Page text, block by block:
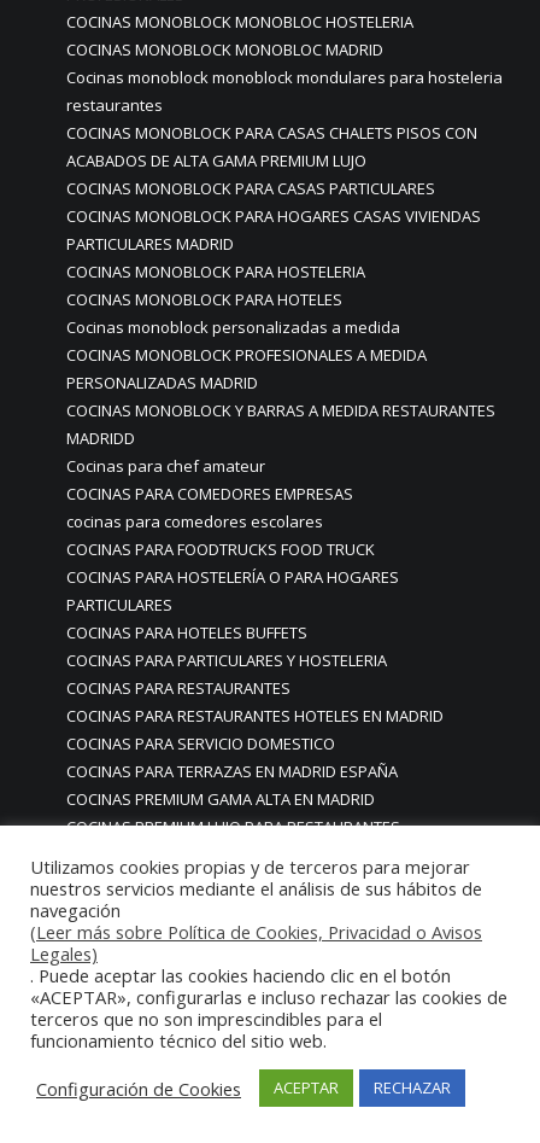
COCINAS MONOBLOCK MONOBLOC HOSTELERIA
COCINAS MONOBLOCK MONOBLOC MADRID
Cocinas monoblock monoblock mondulares para hosteleria
restaurantes
COCINAS MONOBLOCK PARA CASAS CHALETS PISOS CON
ACABADOS DE ALTA GAMA PREMIUM LUJO
COCINAS MONOBLOCK PARA CASAS PARTICULARES
COCINAS MONOBLOCK PARA HOGARES CASAS VIVIENDAS
PARTICULARES MADRID
COCINAS MONOBLOCK PARA HOSTELERIA
COCINAS MONOBLOCK PARA HOTELES
Cocinas monoblock personalizadas a medida
COCINAS MONOBLOCK PROFESIONALES A MEDIDA
PERSONALIZADAS MADRID
COCINAS MONOBLOCK Y BARRAS A MEDIDA RESTAURANTES
MADRIDD
Cocinas para chef amateur
COCINAS PARA COMEDORES EMPRESAS
cocinas para comedores escolares
COCINAS PARA FOODTRUCKS FOOD TRUCK
COCINAS PARA HOSTELERÍA O PARA HOGARES
PARTICULARES
COCINAS PARA HOTELES BUFFETS
COCINAS PARA PARTICULARES Y HOSTELERIA
COCINAS PARA RESTAURANTES
COCINAS PARA RESTAURANTES HOTELES EN MADRID
COCINAS PARA SERVICIO DOMESTICO
COCINAS PARA TERRAZAS EN MADRID ESPAÑA
COCINAS PREMIUM GAMA ALTA EN MADRID
COCINAS PREMIUM LUJO PARA RESTAURANTES
COCINAS PREMIUM MADRID
COCINAS PREMIUM PROFESIONALES MADRID
COCINAS PROFESIONALES
COCINAS PROFESIONALES • MOBILIARIO • ENCIMERAS •
REVESTIMIENTOS • ESTRUCTURAS • ELEMENTOS
DECORATIVOS ACERO INOXIDABLE
COCINAS PROFESIONALES A MEDIDA PERSONALIZADAS PARA
PARTICULARES
COCINAS PROFESIONALES ACERO INOXIDABLE
Utilizamos cookies propias y de terceros para mejorar
nuestros servicios mediante el análisis de sus hábitos de
navegación
(Leer más sobre Política de Cookies, Privacidad o Avisos
Legales)
. Puede aceptar las cookies haciendo clic en el botón
«ACEPTAR», configurarlas e incluso rechazar las cookies de
terceros que no son imprescindibles para el
funcionamiento técnico del sitio web.
Configuración de Cookies
ACEPTAR RECHAZAR